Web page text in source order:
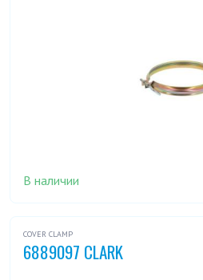
В наличии
COVER CLAMP
6889097 CLARK